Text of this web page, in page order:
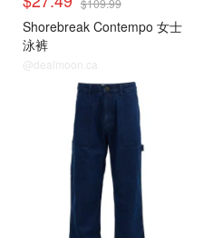
Shorebreak Contempo 女士
泳裤
@dealmoon.ca